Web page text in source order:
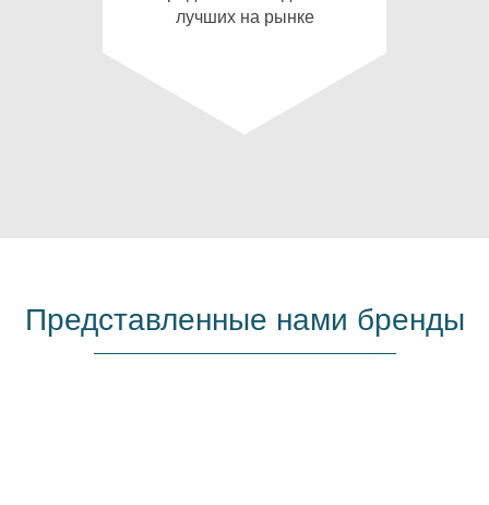
лучших на рынке
Представленные нами бренды